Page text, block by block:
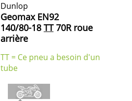
Dunlop
Geomax EN92
140/80-18 TT70R roue
arrière
TT = Ce pneu a besoin d'un
tube